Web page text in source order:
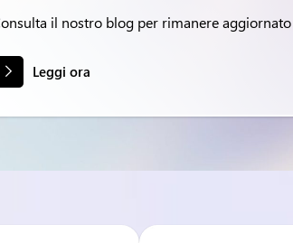
il nostro blog per rimanere
Leggi ora